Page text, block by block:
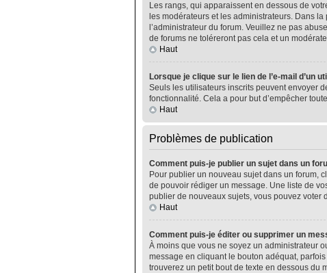
Les rangs, qui apparaissent en dessous de
les modérateurs et les administrateurs. Dans
l’administrateur du forum. Veuillez ne pas
de forums ne toléreront pas cela et un
Haut
Lorsque je clique sur le lien de l’e-mail d’un
Seuls les utilisateurs inscrits peuvent envoyer
fonctionnalité. Cela a pour but d’empêcher
Haut
Problèmes de publication
Comment puis-je publier un sujet dans un
Pour publier un nouveau sujet dans un forum,
de pouvoir rédiger un message. Une liste de
publier de nouveaux sujets, vous pouvez voter
Haut
Comment puis-je éditer ou supprimer un
À moins que vous ne soyez un administrateur
message en cliquant le bouton adéquat,
trouverez un petit bout de texte en dessous du